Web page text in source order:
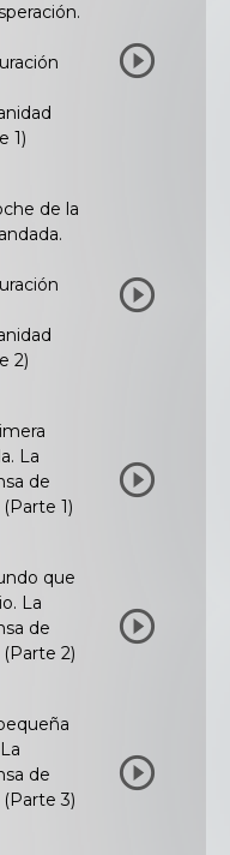
1)
de la
2)
La
de
1)
que
La
de
2)
de
3)